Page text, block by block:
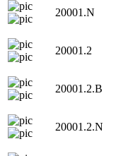
20001.N
20001.2
20001.2.B
20001.2.N